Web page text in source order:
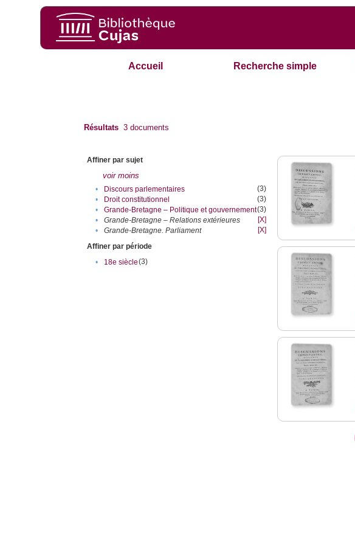
Accueil Recherche simple
Résultats 3 documents
Affiner par sujet
voir moins
• Discours parlementaires
(3)
•
Droit constitutionnel
(3)
•
Grande-Bretagne – Politique et gouvernement(3)
•
Grande-Bretagne – Relations extérieures
[X]
•
Grande-Bretagne. Parliament
[X]
Affiner par période
•
18e siècle(3)